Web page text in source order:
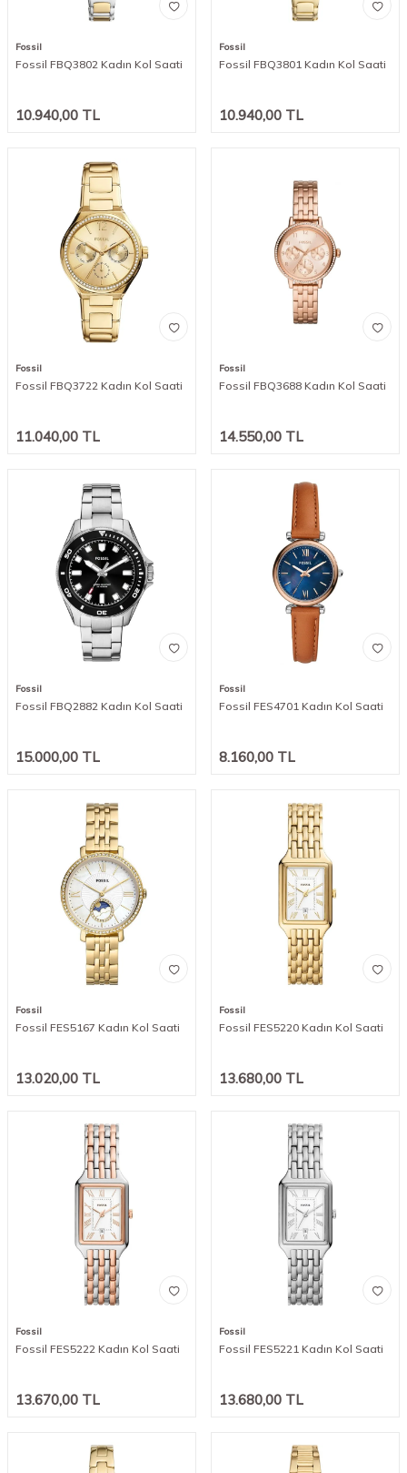
Fossil
Fossil FBQ3802 Kadın Kol Saati
10.940,00 TL
Fossil
Fossil FBQ3801 Kadın Kol Saati
10.940,00 TL
Fossil
Fossil FBQ3722 Kadın Kol Saati
11.040,00 TL
Fossil
Fossil FBQ3688 Kadın Kol Saati
14.550,00 TL
Fossil
Fossil FBQ2882 Kadın Kol Saati
15.000,00 TL
Fossil
Fossil FES4701 Kadın Kol Saati
8.160,00 TL
Fossil
Fossil FES5167 Kadın Kol Saati
13.020,00 TL
Fossil
Fossil FES5220 Kadın Kol Saati
13.680,00 TL
Fossil
Fossil FES5222 Kadın Kol Saati
13.670,00 TL
Fossil
Fossil FES5221 Kadın Kol Saati
13.680,00 TL